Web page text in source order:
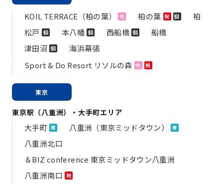
KOIL TERRACE（柏の葉） 他 柏の葉 祝 個
柏
松戸 個 本八幡 個 西船橋 個
船橋
津田沼 個
海浜幕張
Sport & Do Resort リソルの森 他 祝
東京
東京駅（八重洲）・大手町エリア
大手町 専 八重洲（東京ミッドタウン） 専
八重洲北口
＆BIZ conference 東京ミッドタウン八重洲
八重洲南口 祝